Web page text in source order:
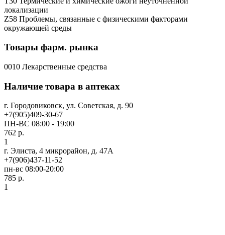
локализации
Z58 Проблемы, связанные с физическими факторами
окружающей среды
Товары фарм. рынка
0010 Лекарственные средства
Наличие товара в аптеках
г. Городовиковск, ул. Советская, д. 90
+7(905)409-30-67
ПН-ВС 08:00 - 19:00
762 р.
1
г. Элиста, 4 микрорайон, д. 47А
+7(906)437-11-52
пн-вс 08:00-20:00
785 р.
1